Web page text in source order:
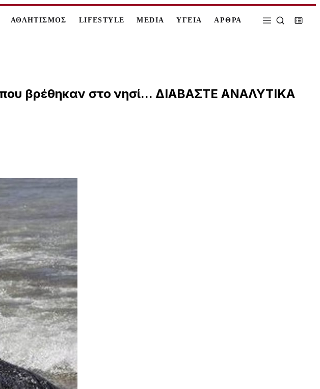
ΑΘΛΗΤΙΣΜΟΣ LIFESTYLE MEDIA ΥΓΕΙΑ ΑΡΘΡΑ
βρέθηκαν στο νησί... ΔΙΑΒΑΣΤΕ ΑΝΑΛΥΤΙΚΑ